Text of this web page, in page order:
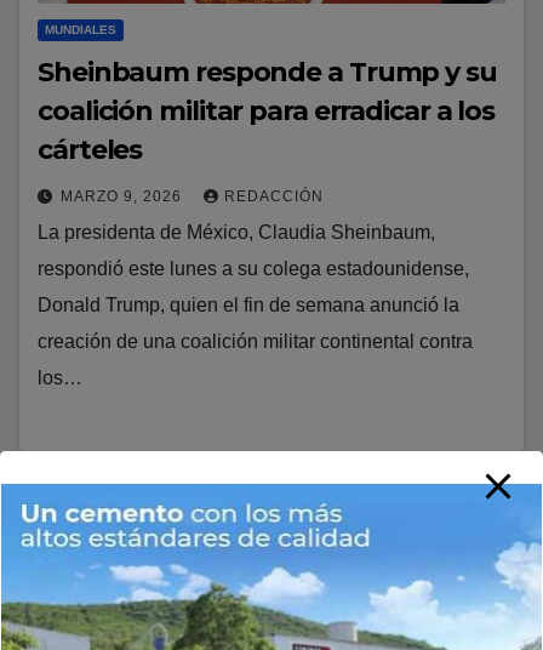
MUNDIALES
Sheinbaum responde a Trump y su
coalición militar para erradicar a los
cárteles
MARZO 9, 2026 REDACCIÓN
La presidenta de México, Claudia Sheinbaum,
respondió este lunes a su colega estadounidense,
Donald Trump, quien el fin de semana anunció la
creación de una coalición militar continental contra
los…